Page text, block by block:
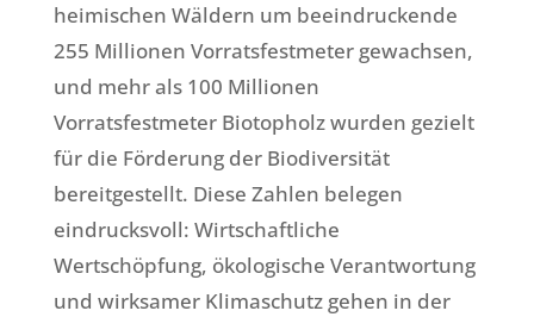
heimischen Wäldern um beeindruckende
255 Millionen Vorratsfestmeter gewachsen,
und mehr als 100 Millionen
Vorratsfestmeter Biotopholz wurden gezielt
für die Förderung der Biodiversität
bereitgestellt. Diese Zahlen belegen
eindrucksvoll: Wirtschaftliche
Wertschöpfung, ökologische Verantwortung
und wirksamer Klimaschutz gehen in der